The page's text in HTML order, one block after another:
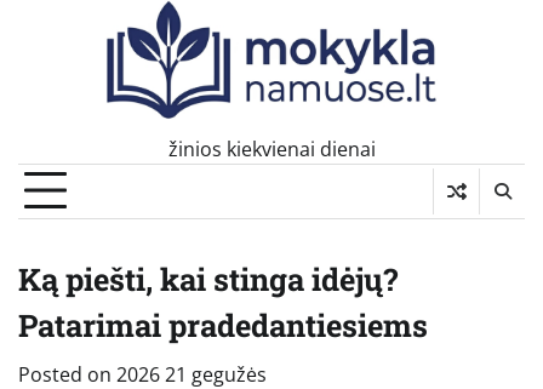
žinios kiekvienai dienai
Ką piešti, kai stinga idėjų?
Patarimai pradedantiesiems
Posted on 2026 21 gegužės